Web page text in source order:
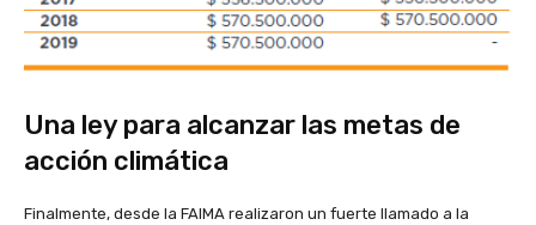
Una ley para alcanzar las metas de
acción climática
Finalmente, desde la FAIMA realizaron un fuerte llamado a la